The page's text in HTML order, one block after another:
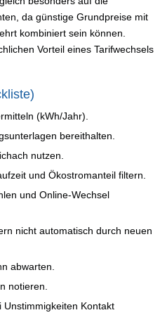
da günstige Grundpreise mit
kombiniert sein können.
Vorteil eines Tarifwechsels
(kWh/Jahr).
bereithalten.
nutzen.
und Ökostromanteil filtern.
und Online-Wechsel
nicht automatisch durch neuen
abwarten.
notieren.
Kontakt